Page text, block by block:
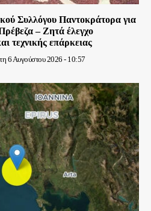
Συλλόγου Παντοκράτορα για
– Ζητά έλεγχο
τεχνικής επάρκειας
6 Αυγούστου 2026 - 10:57